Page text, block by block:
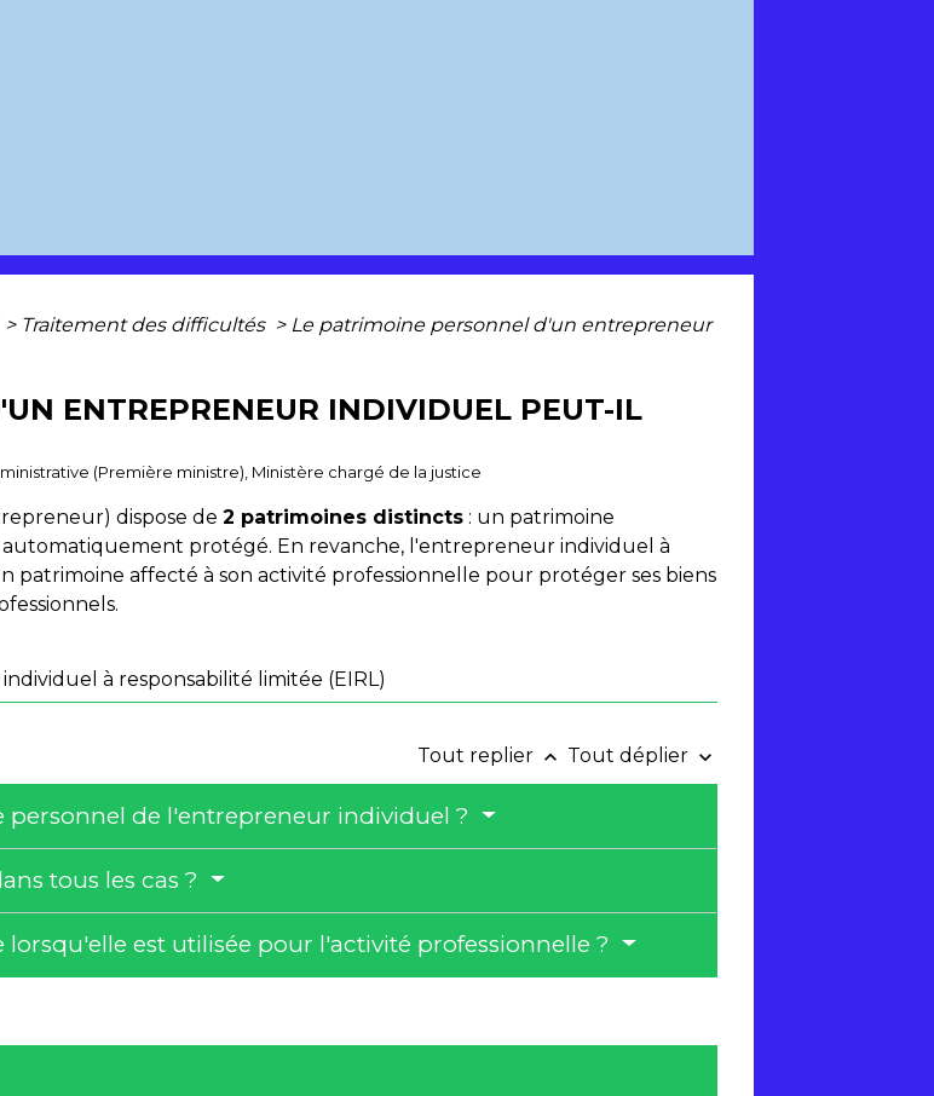
> Traitement des difficultés > Le patrimoine personnel d'un entrepreneur
ENTREPRENEUR INDIVIDUEL PEUT-IL
(Première ministre), Ministère chargé de la justice
dispose de2 patrimoines distincts : un patrimoine
protégé. En revanche, l'entrepreneur individuel à
patrimoine affecté à son activité professionnelle pour protéger ses biens
à responsabilité limitée (EIRL)
Tout replier keyboard_arrow_up Tout déplier keyboard_arrow_down
de l'entrepreneur individuel ?
tous les cas ?
est utilisée pour l'activité professionnelle ?